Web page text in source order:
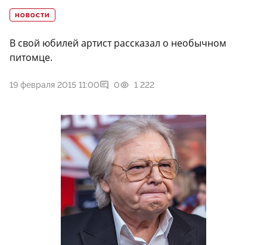
НОВОСТИ
В свой юбилей артист рассказал о необычном
питомце.
19 февраля 2015 11:00 0 1 222